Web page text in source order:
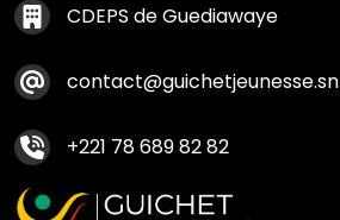
CDEPS de Guediawaye
contact@guichetjeunesse.sn
+221 78 689 82 82